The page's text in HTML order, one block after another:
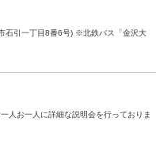
石引一丁目8番6号) ※北鉄バス「金沢大
人お一人に詳細な説明会を行っておりま